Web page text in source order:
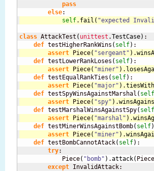
pass
else
self. fail ( "expected
class AttackTest ( unittest .TestCase) :
def testHigherRankWins ( self)
assert Piece( "sergeant" ) .
def testLowerRankLoses ( self)
assert Piece( "miner" ) .
def testEqualRankTies ( self)
assert Piece( "major" ) .tiesWith
def testSpyWinsAgainstMarshal ( self
assert Piece( "spy" ) .
def testMarshalWinsAgainstSpy( self
assert Piece( "marshal" ) .
def testMinerWinsAgainstBomb( self)
assert Piece( "miner" ) .
def testBombCannotAtack( self) :
try:
            Piece
( "bomb" ) .attack( Piece
except InvalidAttack: